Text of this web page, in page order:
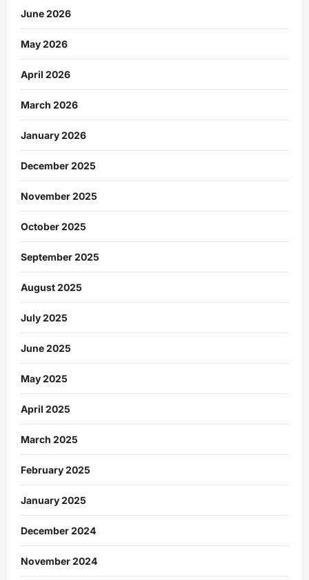
June 2026
May 2026
April 2026
March 2026
January 2026
December 2025
November 2025
October 2025
September 2025
August 2025
July 2025
June 2025
May 2025
April 2025
March 2025
February 2025
January 2025
December 2024
November 2024